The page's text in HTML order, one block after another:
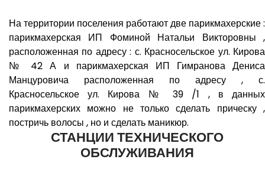
На территории поселения работают две парикмахерские :
парикмахерская ИП Фоминой Натальи Викторовны ,
расположенная по адресу : с. Красносельское ул. Кирова
№ 42 А и парикмахерская ИП Гимранова Дениса
Манцуровича расположенная по адресу , с.
Красносельское ул. Кирова № 39 /1 , в данных
парикмахерских можно не только сделать прическу ,
постричь волосы , но и сделать маникюр.
СТАНЦИИ ТЕХНИЧЕСКОГО
ОБСЛУЖИВАНИЯ